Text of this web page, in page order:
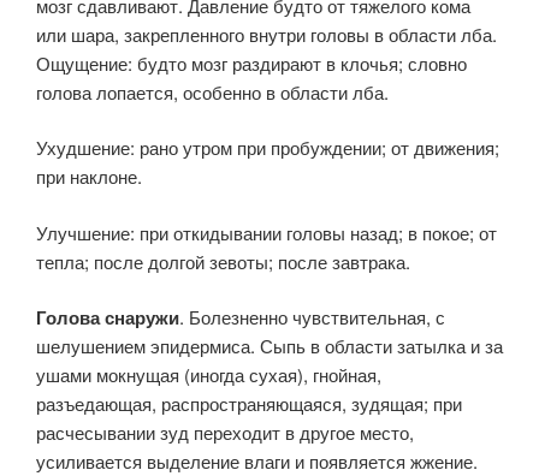
мозг сдавливают. Давление будто от тяжелого кома
или шара, закрепленного внутри головы в области лба.
Ощущение: будто мозг раздирают в клочья; словно
голова лопается, особенно в области лба.
Ухудшение: рано утром при пробуждении; от движения;
при наклоне.
Улучшение: при откидывании головы назад; в покое; от
тепла; после долгой зевоты; после завтрака.
Голова снаружи. Болезненно чувствительная, с
шелушением эпидермиса. Сыпь в области затылка и за
ушами мокнущая (иногда сухая), гнойная,
разъедающая, распространяющаяся, зудящая; при
расчесывании зуд переходит в другое место,
усиливается выделение влаги и появляется жжение.